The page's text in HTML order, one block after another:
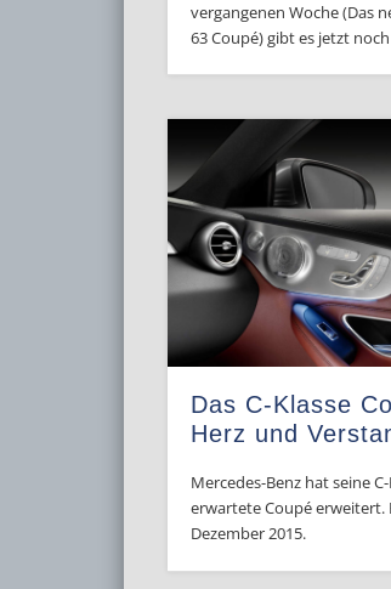
vergangenen Woche (Das
63 Coupé) gibt es jetzt
Das C-Klasse
Herz und
Mercedes-Benz hat seine
erwartete Coupé erweitert.
Dezember 2015.